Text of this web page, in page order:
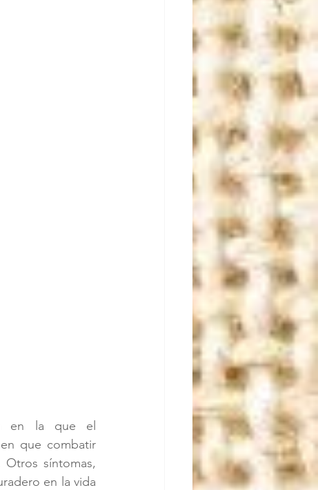
en la que el
que combatir
síntomas,
en la vida